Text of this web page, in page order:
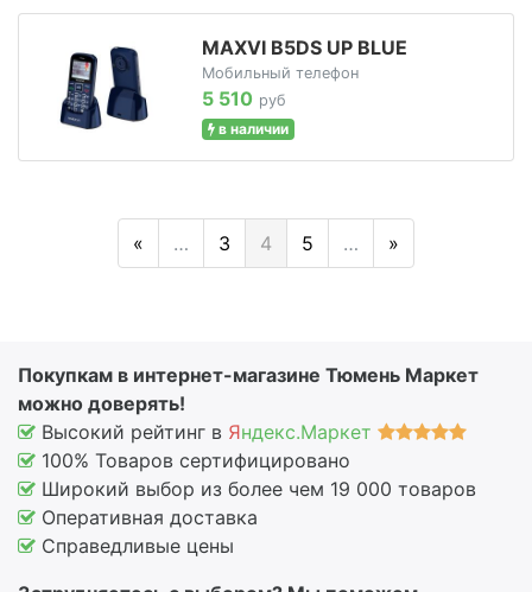
MAXVI B5DS UP BLUE
Мобильный телефон
5 510 руб
в наличии
« … 3 4 5 … »
Покупкам в интернет-магазине Тюмень Маркет
можно доверять!
Высокий рейтинг в Яндекс.Маркет
100% Товаров сертифицировано
Широкий выбор из более чем 19 000 товаров
Оперативная доставка
Справедливые цены